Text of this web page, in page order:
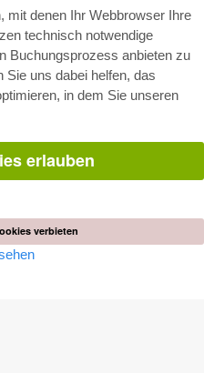
mit denen Ihr Webbrowser Ihre
technisch notwendige
Buchungsprozess anbieten zu
Sie uns dabei helfen, das
in dem Sie unseren
erlauben
verbieten